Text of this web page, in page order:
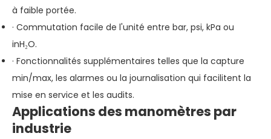
à faible portée.
· Commutation facile de l'unité entre bar, psi, kPa ou
inH₂O.
· Fonctionnalités supplémentaires telles que la capture
min/max, les alarmes ou la journalisation qui facilitent la
mise en service et les audits.
Applications des manomètres par
industrie